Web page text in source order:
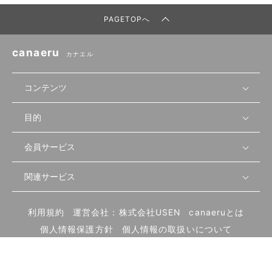
PAGETOPへ
canaeru カナエル
コンテンツ
無料開業相談
セミナー情報
セミナー動画
物件を探す
首都圏
北海道
先輩開業者の声
開業・経営に関する記事
目的
店舗運営
物件
内装・設備
食材・仕入れ
会員サービス
会員登録
ログイン
関連サービス
飲食店サクセスガイド（外部サイト）
利用規約 運営会社：株式会社USEN
canaeruとは
個人情報保護方針
個人情報の取扱いについて